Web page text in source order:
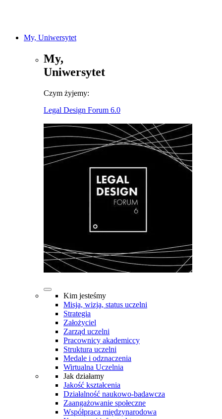
My, Uniwersytet
My,
Uniwersytet
Czym żyjemy:
Legal Design Forum 6.0
Kim jesteśmy
Misja, wizja, status uczelni
Strategia
Założyciel
Zarząd uczelni
Pracownicy akademiccy
Struktura uczelni
Medale i odznaczenia
Wirtualna Uczelnia
Jak działamy
Jakość kształcenia
Działalność naukowo-badawcza
Zaangażowanie społeczne
Współpraca międzynarodowa